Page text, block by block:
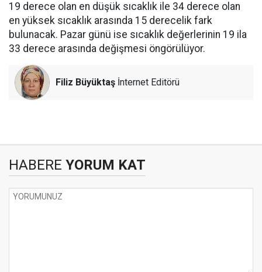
19 derece olan en düşük sıcaklık ile 34 derece olan
en yüksek sıcaklık arasında 15 derecelik fark
bulunacak. Pazar günü ise sıcaklık değerlerinin 19 ila
33 derece arasında değişmesi öngörülüyor.
Filiz Büyüktaş İnternet Editörü
HABERE YORUM KAT